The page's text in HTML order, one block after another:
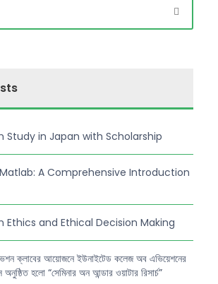
Study in Japan with Scholarship
A Comprehensive Introduction
Ethics and Ethical Decision Making
ক্লাবের আয়োজনে ইউনাইটেড কলেজ অব এভিয়েশনের
হলো “সেমিনার অন আন্ডার ওয়াটার রিসার্চ”